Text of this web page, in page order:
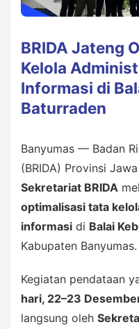
BRIDA Jateng
Kelola
Informasi di
Baturraden
Banyumas — Badan
(BRIDA) Provinsi
Sekretariat BRIDA
optimalisasi tata
informasi di Balai
Kabupaten Banyumas.
Kegiatan pendataan
hari, 22–23
langsung oleh